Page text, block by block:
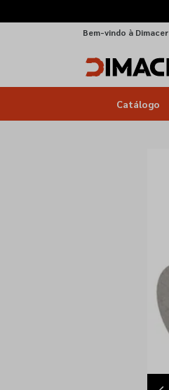
Bem-vindo à Dimacer
Catálogo